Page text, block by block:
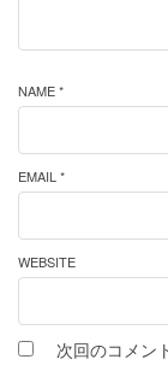
NAME *
EMAIL *
WEBSITE
次回のコメン